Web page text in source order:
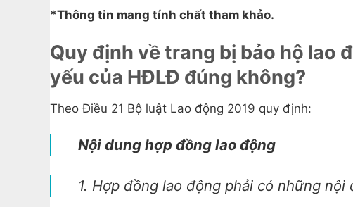
*Thông tin mang tính chất tham khảo.
Quy định về trang bị bảo hộ lao
yếu của HĐLĐ đúng không?
Theo Điều 21 Bộ luật Lao động 2019 quy định:
Nội dung hợp đồng lao động
1. Hợp đồng lao động phải có những